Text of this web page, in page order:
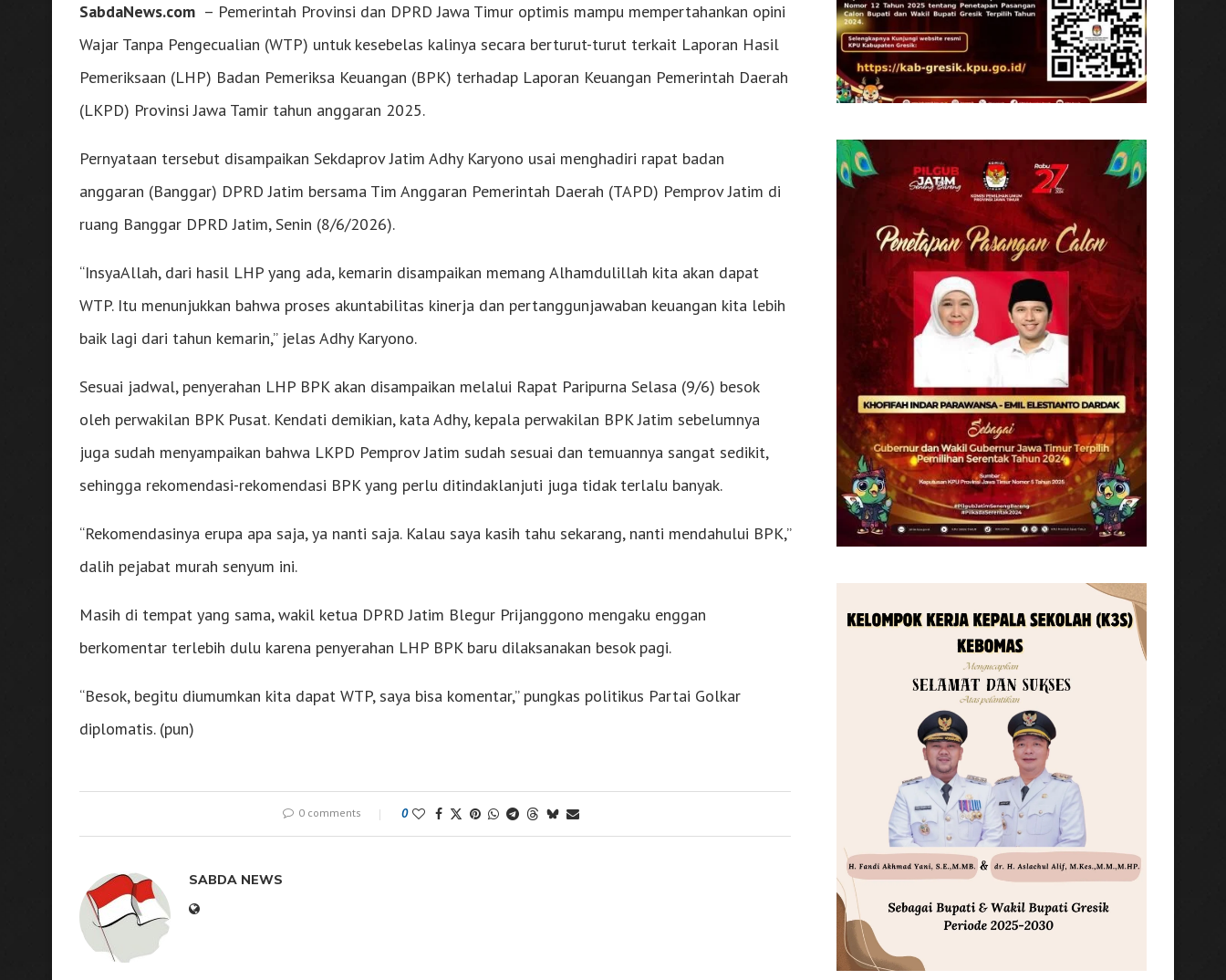
SabdaNews.com – Pemerintah Provinsi dan DPRD Jawa Timur optimis mampu mempertahankan opini
Wajar Tanpa Pengecualian (WTP) untuk kesebelas kalinya secara berturut-turut terkait Laporan Hasil
Pemeriksaan (LHP) Badan Pemeriksa Keuangan (BPK) terhadap Laporan Keuangan Pemerintah Daerah
(LKPD) Provinsi Jawa Tamir tahun anggaran 2025.
Pernyataan tersebut disampaikan Sekdaprov Jatim Adhy Karyono usai menghadiri rapat badan
anggaran (Banggar) DPRD Jatim bersama Tim Anggaran Pemerintah Daerah (TAPD) Pemprov Jatim di
ruang Banggar DPRD Jatim, Senin (8/6/2026).
“InsyaAllah, dari hasil LHP yang ada, kemarin disampaikan memang Alhamdulillah kita akan dapat
WTP. Itu menunjukkan bahwa proses akuntabilitas kinerja dan pertanggunjawaban keuangan kita lebih
baik lagi dari tahun kemarin,” jelas Adhy Karyono.
Sesuai jadwal, penyerahan LHP BPK akan disampaikan melalui Rapat Paripurna Selasa (9/6) besok
oleh perwakilan BPK Pusat. Kendati demikian, kata Adhy, kepala perwakilan BPK Jatim sebelumnya
juga sudah menyampaikan bahwa LKPD Pemprov Jatim sudah sesuai dan temuannya sangat sedikit,
sehingga rekomendasi-rekomendasi BPK yang perlu ditindaklanjuti juga tidak terlalu banyak.
“Rekomendasinya erupa apa saja, ya nanti saja. Kalau saya kasih tahu sekarang, nanti mendahului BPK,”
dalih pejabat murah senyum ini.
Masih di tempat yang sama, wakil ketua DPRD Jatim Blegur Prijanggono mengaku enggan
berkomentar terlebih dulu karena penyerahan LHP BPK baru dilaksanakan besok pagi.
“Besok, begitu diumumkan kita dapat WTP, saya bisa komentar,” pungkas politikus Partai Golkar
diplomatis. (pun)
0 comments 0
SABDA NEWS